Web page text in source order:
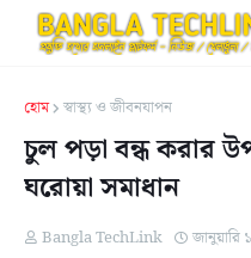
হোম স্বাস্থ্য ও জীবনযাপন
চুল পড়া বন্ধ করার
ঘরোয়া সমাধান
Bangla TechLink